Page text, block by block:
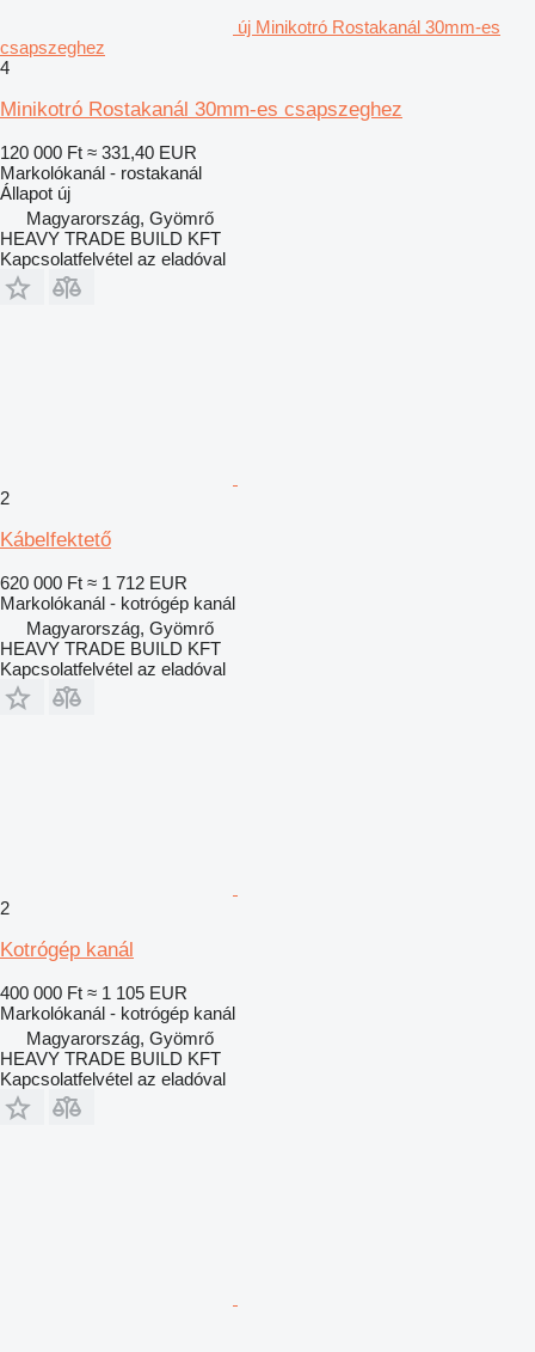
új Minikotró Rostakanál 30mm-es
csapszeghez
4
Minikotró Rostakanál 30mm-es csapszeghez
120 000 Ft ≈ 331,40 EUR
Markolókanál - rostakanál
Állapot új
Magyarország, Gyömrő
HEAVY TRADE BUILD KFT
Kapcsolatfelvétel az eladóval
2
Kábelfektető
620 000 Ft ≈ 1 712 EUR
Markolókanál - kotrógép kanál
Magyarország, Gyömrő
HEAVY TRADE BUILD KFT
Kapcsolatfelvétel az eladóval
2
Kotrógép kanál
400 000 Ft ≈ 1 105 EUR
Markolókanál - kotrógép kanál
Magyarország, Gyömrő
HEAVY TRADE BUILD KFT
Kapcsolatfelvétel az eladóval